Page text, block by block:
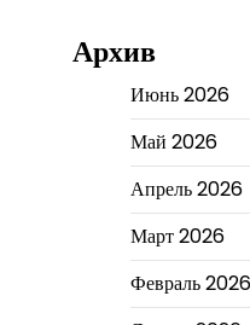
Архив
Июнь 2026
Май 2026
Апрель 2026
Март 2026
Февраль 2026